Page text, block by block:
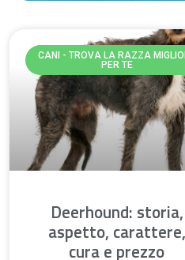
CANI - TROVA LA RAZZA
PER TE
Deerhound: storia,
aspetto, carattere,
cura e prezzo